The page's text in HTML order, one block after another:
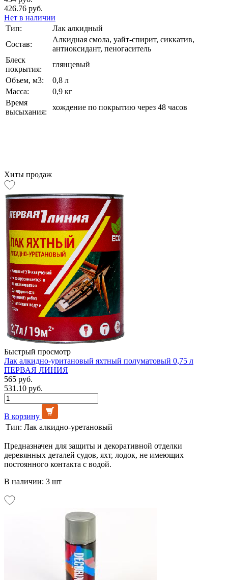
426.76 руб.
Нет в наличии
Тип:
Лак алкидный
Состав:
Алкидная смола, уайт-спирит, сиккатив,
антиоксидант, пеногаситель
Блеск
покрытия:
глянцевый
Объем, м3:
0,8 л
Масса:
0,9 кг
Время
высыхания:
хождение по покрытию через 48 часов
Хиты продаж
Быстрый просмотр
Лак алкидно-уритановый яхтный полуматовый 0,75 л
ПЕРВАЯ ЛИНИЯ
565 руб.
531.10 руб.
В корзину
Тип: Лак алкидно-уретановый
Предназначен для защиты и декоративной отделки
деревянных деталей судов, яхт, лодок, не имеющих
постоянного контакта с водой.
В наличии: 3 шт